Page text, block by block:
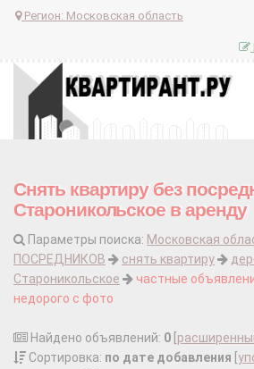
Регион: Московская область
Снять квартиру без
Староникольское в аренду
Параметры поиска: Московская
ПОСРЕДНИКОВ
снять квартиру
Староникольское
частные
недорого с фото
Найдено объявлений: 0
Сортировка: по дате добавления